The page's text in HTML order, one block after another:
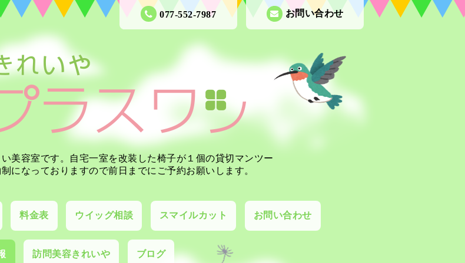
お問い合わせ
077-552-7987
美容室です。自宅一室を改装した椅子が１個の貸切マンツー
になっておりますので前日までにご予約お願いします。
料金表 ウイッグ相談 スマイルカット お問い合わせ
訪問美容きれいや ブログ